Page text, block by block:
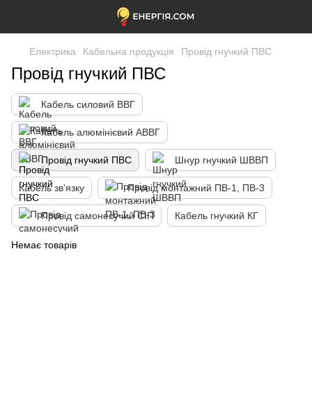
Електрика Кабельна продукція Провід гнучкий ПВС
Провід гнучкий ПВС
Кабель силовий ВВГ
Кабель алюмінієвий АВВГ
Провід гнучкий ПВС Шнур гнучкий ШВВП
Кабель зв'язку Провід монтажний ПВ-1, ПВ-3
Провід самонесучий СІП Кабель гнучкий КГ
Немає товарів